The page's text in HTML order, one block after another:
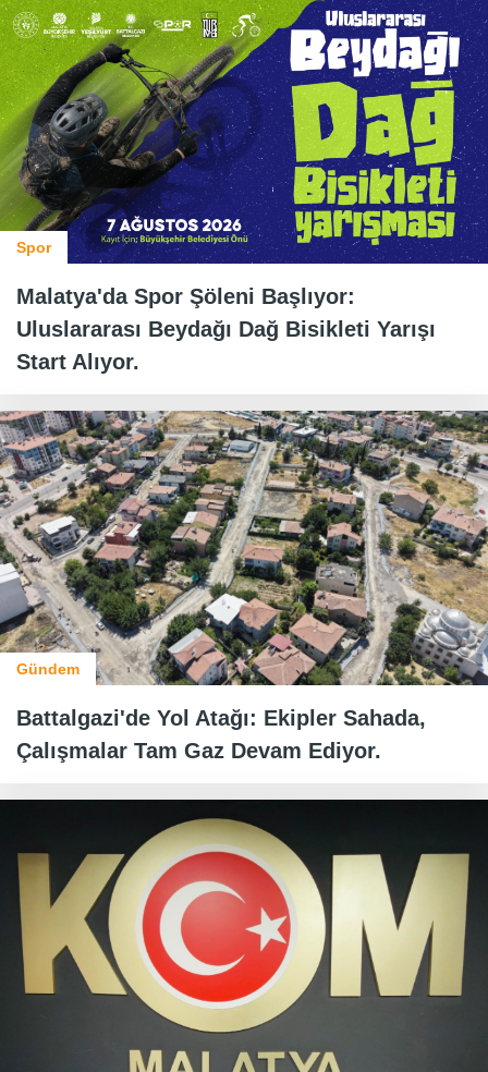
Spor
Malatya'da Spor Şöleni Başlıyor:
Uluslararası Beydağı Dağ Bisikleti Yarışı
Start Alıyor.
Gündem
Battalgazi'de Yol Atağı: Ekipler Sahada,
Çalışmalar Tam Gaz Devam Ediyor.